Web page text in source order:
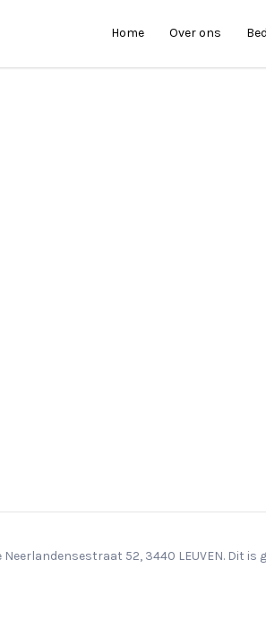
Home Over ons
Neerlandensestraat 52, 3440 LEUVEN. Dit is